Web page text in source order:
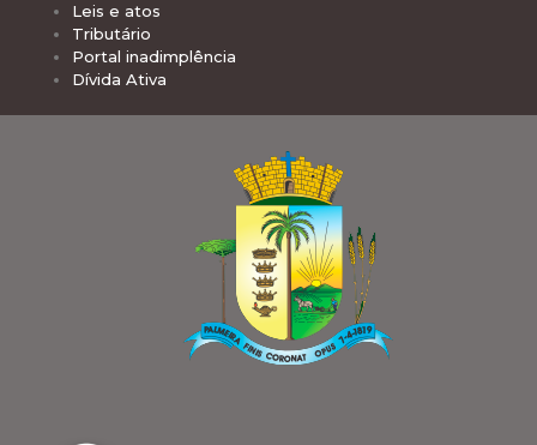
Leis e atos
Tributário
Portal inadimplência
Dívida Ativa